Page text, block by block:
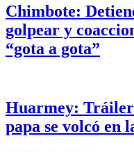
Chimbote:
golpear y
“gota a gota”
Huarmey: Tráiler
papa se volcó en